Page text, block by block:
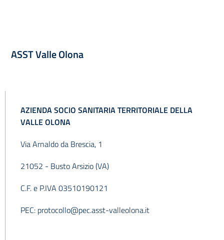
ASST Valle Olona
AZIENDA SOCIO SANITARIA TERRITORIALE DELLA
VALLE OLONA
Via Arnaldo da Brescia, 1
21052 - Busto Arsizio (VA)
C.F. e P.IVA 03510190121
PEC: protocollo@pec.asst-valleolona.it